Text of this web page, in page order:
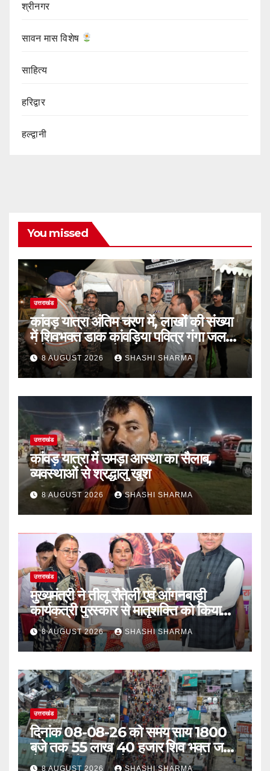
श्रीनगर
सावन मास विशेष
साहित्य
हरिद्वार
हल्द्वानी
You missed
उत्तराखंड
कांवड़ यात्रा अंतिम चरण में, लाखों की संख्या
में शिवभक्त डाक कांवड़िया पवित्र गंगा जल
लेने हरिद्वार पहुंच रहे
8 AUGUST 2026 SHASHI SHARMA
उत्तराखंड
कांवड़ यात्रा में उमड़ा आस्था का सैलाब,
व्यवस्थाओं से श्रद्धालु खुश
8 AUGUST 2026 SHASHI SHARMA
उत्तराखंड
मुख्यमंत्री ने तीलू रौतेली एवं आंगनबाड़ी
कार्यकत्री पुरस्कार से मातृशक्ति को किया
सम्मानित
8 AUGUST 2026 SHASHI SHARMA
उत्तराखंड
दिनांक 08-08-26 को समय साय 1800
बजे तक 55 लाख 40 हजार शिव भक्त जल
लेकर अपने गंतव्य को प्रस्थान कर चुके
8 AUGUST 2026 SHASHI SHARMA